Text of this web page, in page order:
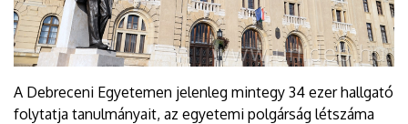
A Debreceni Egyetemen jelenleg mintegy 34 ezer hallgató
folytatja tanulmányait, az egyetemi polgárság létszáma